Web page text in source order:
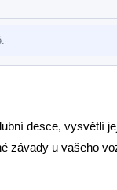
desce, vysvětlí
závady u vašeho